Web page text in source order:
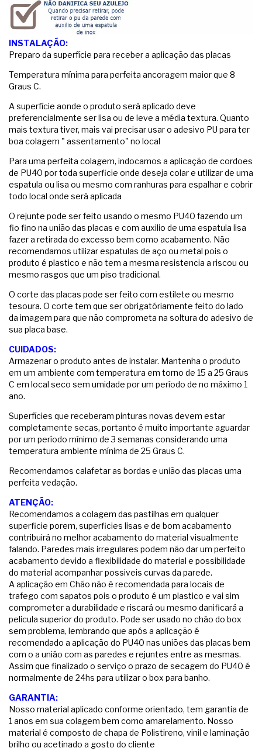
INSTALAÇÃO:
Preparo da superfície para receber a aplicação das placas
Temperatura mínima para perfeita ancoragem maior que 8
Graus C.
A superfície aonde o produto será aplicado deve
preferencialmente ser lisa ou de leve a média textura. Quanto
mais textura tiver, mais vai precisar usar o adesivo PU para ter
boa colagem " assentamento" no local
Para uma perfeita colagem, indocamos a aplicação de cordoes
de PU40 por toda superficie onde deseja colar e utilizar de uma
espatula ou lisa ou mesmo com ranhuras para espalhar e cobrir
todo local onde será aplicada
O rejunte pode ser feito usando o mesmo PU40 fazendo um
fio fino na união das placas e com auxilio de uma espatula lisa
fazer a retirada do excesso bem como acabamento. Não
recomendamos utilizar espatulas de aço ou metal pois o
produto é plastico e não tem a mesma resistencia a riscou ou
mesmo rasgos que um piso tradicional.
O corte das placas pode ser feito com estilete ou mesmo
tesoura. O corte tem que ser obrigatóriamente feito do lado
da imagem para que não comprometa na soltura do adesivo de
sua placa base.
CUIDADOS:
Armazenar o produto antes de instalar. Mantenha o produto
em um ambiente com temperatura em torno de 15 a 25 Graus
C em local seco sem umidade por um período de no máximo 1
ano.
Superfícies que receberam pinturas novas devem estar
completamente secas, portanto é muito importante aguardar
por um período mínimo de 3 semanas considerando uma
temperatura ambiente mínima de 25 Graus C.
Recomendamos calafetar as bordas e união das placas uma
perfeita vedação.
ATENÇÃO:
Recomendamos a colagem das pastilhas em qualquer
superficie porem, superficies lisas e de bom acabamento
contribuirá no melhor acabamento do material visualmente
falando. Paredes mais irregulares podem não dar um perfeito
acabamento devido a flexibilidade do material e possibilidade
do material acompanhar possiveis curvas da parede.
A aplicação em Chão não é recomendada para locais de
trafego com sapatos pois o produto é um plastico e vai sim
comprometer a durabilidade e riscará ou mesmo danificará a
pelicula superior do produto. Pode ser usado no chão do box
sem problema, lembrando que após a aplicação é
recomendado a aplicação do PU40 nas uniões das placas bem
com o a união com as paredes e rejuntes entre as mesmas.
Assim que finalizado o serviço o prazo de secagem do PU40 é
normalmente de 24hs para utilizar o box para banho.
GARANTIA:
Nosso material aplicado conforme orientado, tem garantia de
1 anos em sua colagem bem como amarelamento. Nosso
material é composto de chapa de Polistireno, vinil e laminação
brilho ou acetinado a gosto do cliente